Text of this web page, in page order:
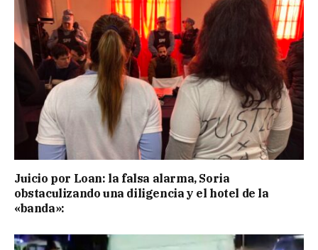
Juicio por Loan: la falsa alarma, Soria
obstaculizando una diligencia y el hotel de la
«banda»: